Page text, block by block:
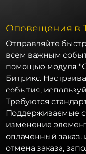
Оповещения в
Отправляйте
всем важным
помощью модуля
Битрикс.
события,
Требуются
Поддерживаемые
изменение
оплаченный заказ,
отмена заказа,